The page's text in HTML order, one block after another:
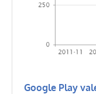
Google Play